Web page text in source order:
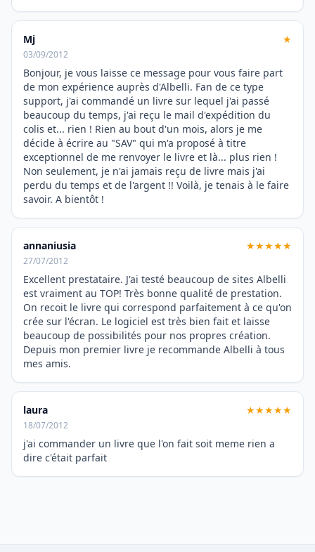
Mj ★
03/09/2012
Bonjour, je vous laisse ce message pour vous faire part
de mon expérience auprès d'Albelli. Fan de ce type
support, j'ai commandé un livre sur lequel j'ai passé
beaucoup du temps, j'ai reçu le mail d'expédition du
colis et... rien ! Rien au bout d'un mois, alors je me
décide à écrire au "SAV" qui m'a proposé à titre
exceptionnel de me renvoyer le livre et là... plus rien !
Non seulement, je n'ai jamais reçu de livre mais j'ai
perdu du temps et de l'argent !! Voilà, je tenais à le faire
savoir. A bientôt !
annaniusia ★★★★★
27/07/2012
Excellent prestataire. J'ai testé beaucoup de sites Albelli
est vraiment au TOP! Très bonne qualité de prestation.
On recoit le livre qui correspond parfaitement à ce qu'on
crée sur l'écran. Le logiciel est très bien fait et laisse
beaucoup de possibilités pour nos propres création.
Depuis mon premier livre je recommande Albelli à tous
mes amis.
laura ★★★★★
18/07/2012
j'ai commander un livre que l'on fait soit meme rien a
dire c'était parfait